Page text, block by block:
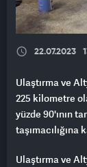
22.07.2023
Ulaştırma ve
225 kilometre
yüzde 90'ının
taşımacılığına
Ulaştırma ve